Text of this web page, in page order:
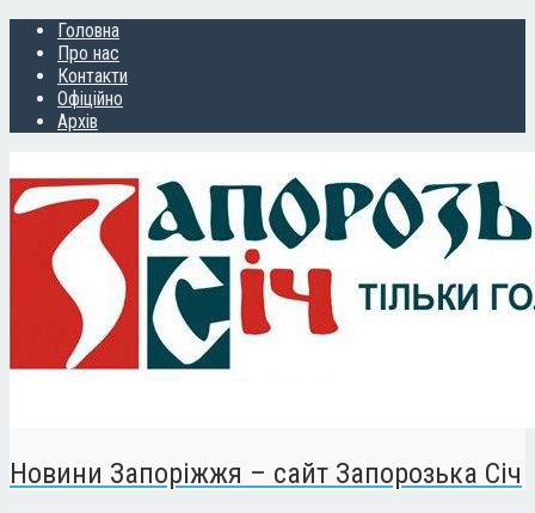
Головна
Про нас
Контакти
Офіційно
Архів
Новини Запоріжжя – сайт Запорозька Січ